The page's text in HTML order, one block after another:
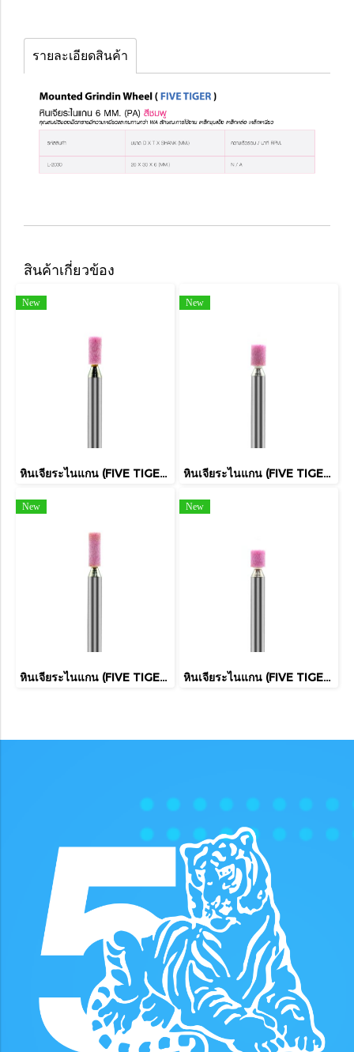
รายละเอียดสินค้า
สินค้าเกี่ยวข้อง
New
หินเจียระไนแกน (FIVE TIGER)
New
หินเจียระไนแกน (FIVE TIGER)
New
หินเจียระไนแกน (FIVE TIGER)
New
หินเจียระไนแกน (FIVE TIGER)